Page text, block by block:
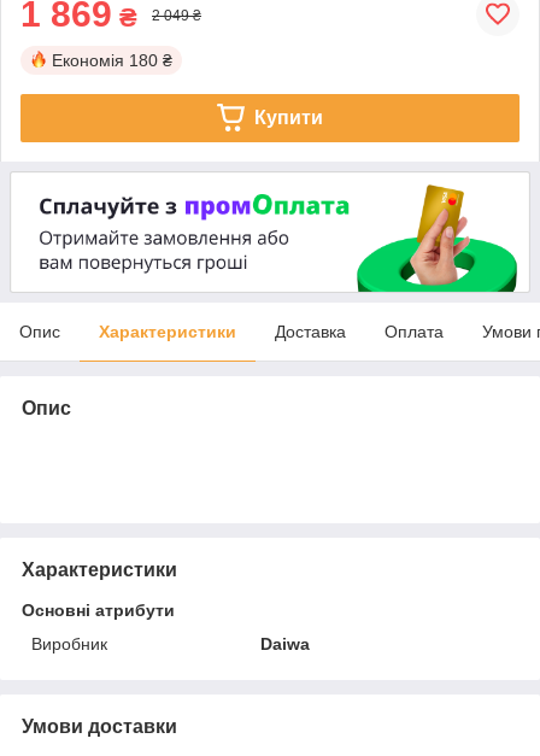
1 869 ₴ 2 049 ₴
Економія 180 ₴
Купити
Опис Характеристики Доставка Оплата Умови
Опис
Характеристики
Основні атрибути
Виробник
Daiwa
Умови доставки